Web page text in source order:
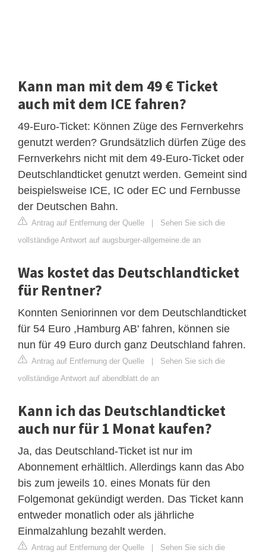
Kann man mit dem 49 € Ticket
auch mit dem ICE fahren?
49-Euro-Ticket: Können Züge des Fernverkehrs
genutzt werden? Grundsätzlich dürfen Züge des
Fernverkehrs nicht mit dem 49-Euro-Ticket oder
Deutschlandticket genutzt werden. Gemeint sind
beispielsweise ICE, IC oder EC und Fernbusse
der Deutschen Bahn.
Antrag auf Entfernung der Quelle | Sehen Sie sich die
vollständige Antwort auf augsburger-allgemeine.de an
Was kostet das Deutschlandticket
für Rentner?
Konnten Seniorinnen vor dem Deutschlandticket
für 54 Euro ,Hamburg AB' fahren, können sie
nun für 49 Euro durch ganz Deutschland fahren.
Antrag auf Entfernung der Quelle | Sehen Sie sich die
vollständige Antwort auf abendblatt.de an
Kann ich das Deutschlandticket
auch nur für 1 Monat kaufen?
Ja, das Deutschland-Ticket ist nur im
Abonnement erhältlich. Allerdings kann das Abo
bis zum jeweils 10. eines Monats für den
Folgemonat gekündigt werden. Das Ticket kann
entweder monatlich oder als jährliche
Einmalzahlung bezahlt werden.
Antrag auf Entfernung der Quelle | Sehen Sie sich die